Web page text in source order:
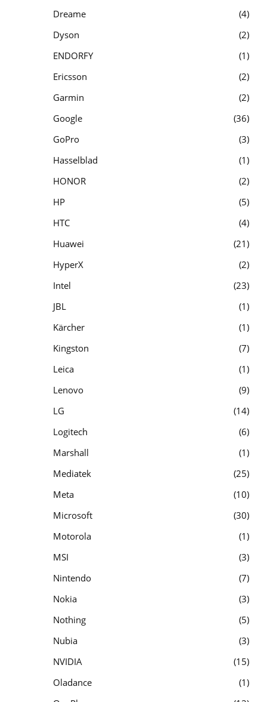
Dreame
4
Dyson
2
ENDORFY
1
Ericsson
2
Garmin
2
Google
36
GoPro
3
Hasselblad
1
HONOR
2
HP
5
HTC
4
Huawei
21
HyperX
2
Intel
23
JBL
1
Kärcher
1
Kingston
7
Leica
1
Lenovo
9
LG
14
Logitech
6
Marshall
1
Mediatek
25
Meta
10
Microsoft
30
Motorola
1
MSI
3
Nintendo
7
Nokia
3
Nothing
5
Nubia
3
NVIDIA
15
Oladance
1